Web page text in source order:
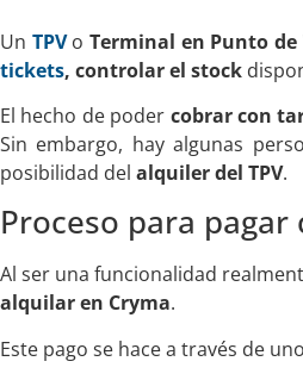
Un TPVo Terminal en Punto de
tickets, controlar el stock
El hecho de poder cobrar con
Sin embargo, hay algunas
posibilidad del alquiler del TPV.
Proceso para pagar
Al ser una funcionalidad
alquilar en Cryma.
Este pago se hace a través de